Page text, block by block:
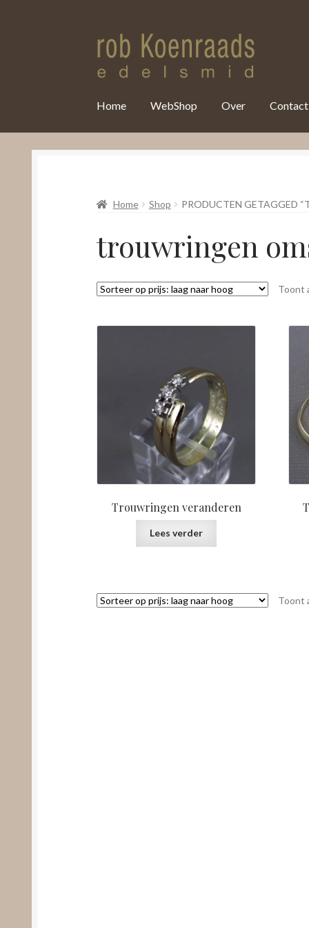
Home WebShop Over Contact
Home Shop PRODUCTEN GETAGGED
trouwringen
Toont
Trouwringen veranderen
Lees verder
Toont